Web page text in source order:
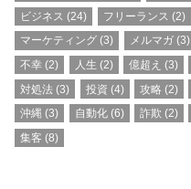
ビジネス (24) フリーランス (2)
マーケティング (3) メルマガ(3)
不幸 (2) 人生 (2) 億超え (3)
対処法 (3) 投資 (4) 攻略 (2)
沖縄 (3) 自動化(6) 詐欺 (2)
集客 (8)